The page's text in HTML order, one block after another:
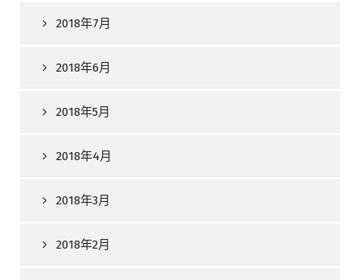
2018年7月
2018年6月
2018年5月
2018年4月
2018年3月
2018年2月